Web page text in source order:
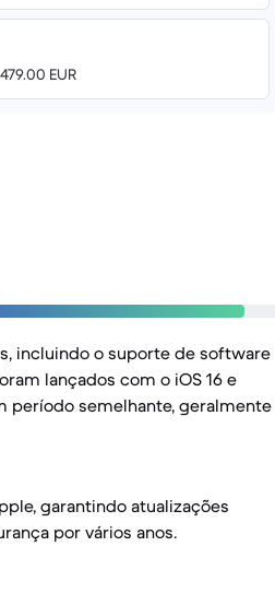
EUR
incluindo o suporte de software
lançados com o iOS 16 e
período semelhante, geralmente
garantindo atualizações
por vários anos.